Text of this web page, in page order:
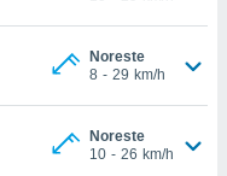
Noreste
8 - 29 km/h
Noreste
10 - 26 km/h